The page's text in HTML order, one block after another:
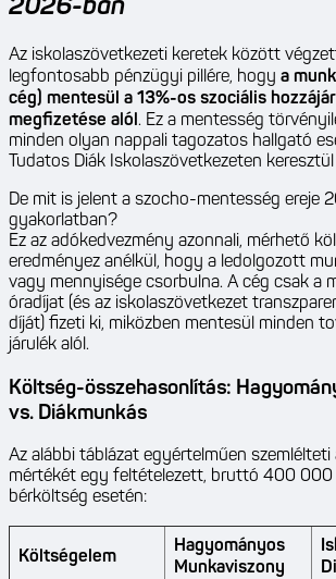
2026-ban
Az iskolaszövetkezeti keretek között
legfontosabb pénzügyi pillére, hogy a
cég) mentesül a 13%-os szociális
megfizetése alól . Ez a mentesség
minden olyan nappali tagozatos hallgató
Tudatos Diák Iskolaszövetkezeten
De mit is jelent a szocho-mentesség ereje
gyakorlatban?
Ez az adókedvezmény azonnali, mérhető
eredményez anélkül, hogy a ledolgozott
vagy mennyisége csorbulna. A cég csak a
óradíjat (és az iskolaszövetkezet
díját) fizeti ki, miközben mentesül minden
járulék alól.
Költség-összehasonlítás:
vs. Diákmunkás
Az alábbi táblázat egyértelműen
mértékét egy feltételezett, bruttó 400 000
bérköltség esetén:
Költségelem
Hagyományos
Munkaviszony